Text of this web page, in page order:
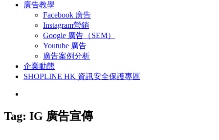
廣告教學
Facebook 廣告
Instagram營銷
Google 廣告（SEM）
Youtube 廣告
廣告案例分析
企業動態
SHOPLINE HK 資訊安全保護專區
Tag: IG 廣告宣傳